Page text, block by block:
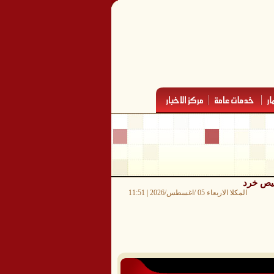
خرد
المكلا الاربعاء 05 /اغسطس/2026 | 11:51